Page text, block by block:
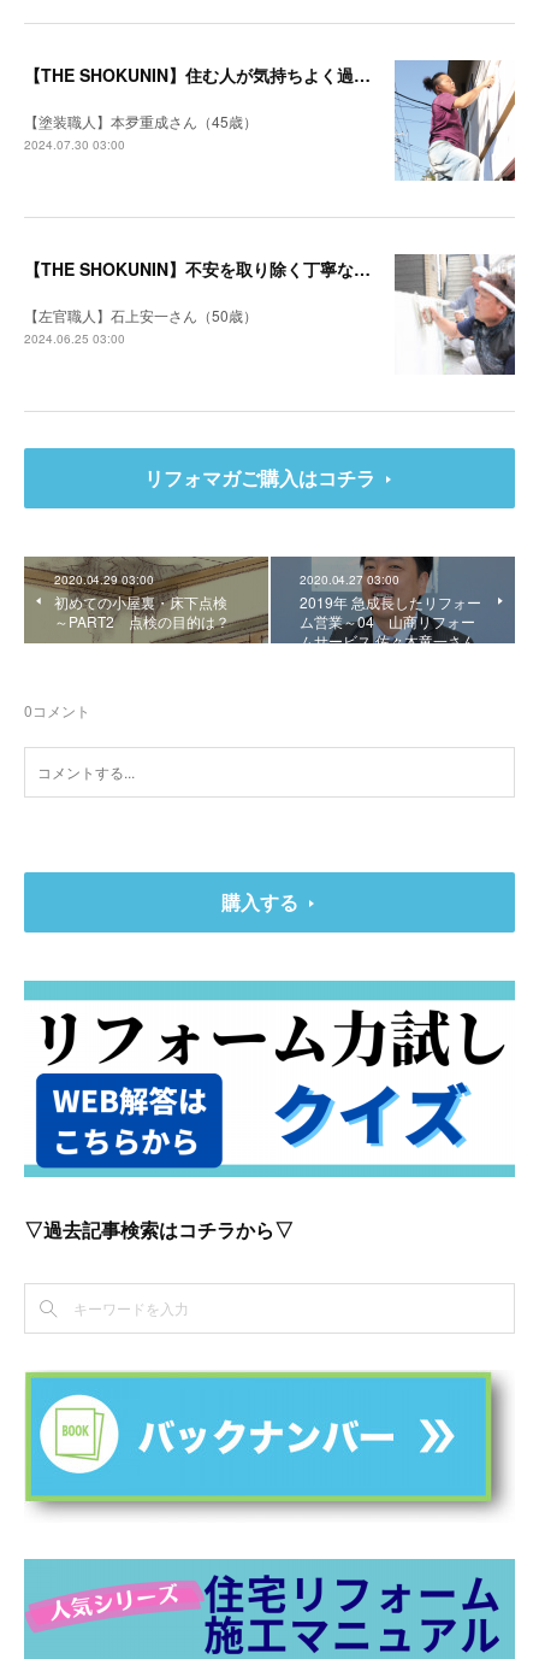
【THE SHOKUNIN】住む人が気持ちよく過ごせる空間になるように
【塗装職人】本夛重成さん（45歳）
2024.07.30 03:00
【THE SHOKUNIN】不安を取り除く丁寧な打ち合わせ 施主を笑顔にするリフォームを目指す
【左官職人】石上安一さん（50歳）
2024.06.25 03:00
リフォマガご購入はコチラ
2020.04.29 03:00
初めての小屋裏・床下点検
～PART2 点検の目的は？
2020.04.27 03:00
2019年 急成長したリフォー
ム営業～04 山商リフォー
ムサービス 佐々木竜一さん
0コメント
購入する
▽過去記事検索はコチラから▽